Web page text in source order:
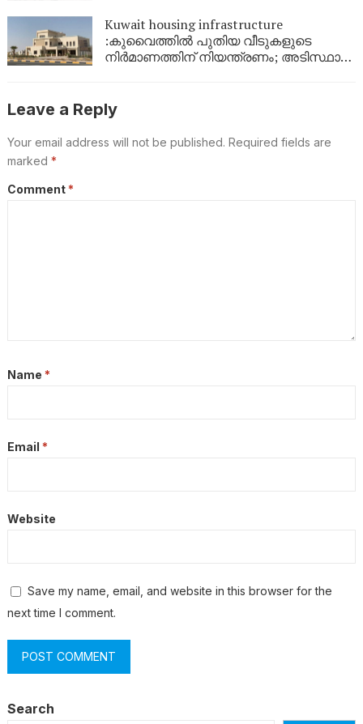
Kuwait housing infrastructure
:കുവൈത്തിൽ പുതിയ വീടുകളുടെ
നിർമാണത്തിന് നിയന്ത്രണം; അടിസ്ഥാന
Leave a Reply
Your email address will not be published. Required fields are
marked *
Comment *
Name *
Email *
Website
Save my name, email, and website in this browser for the
next time I comment.
Search